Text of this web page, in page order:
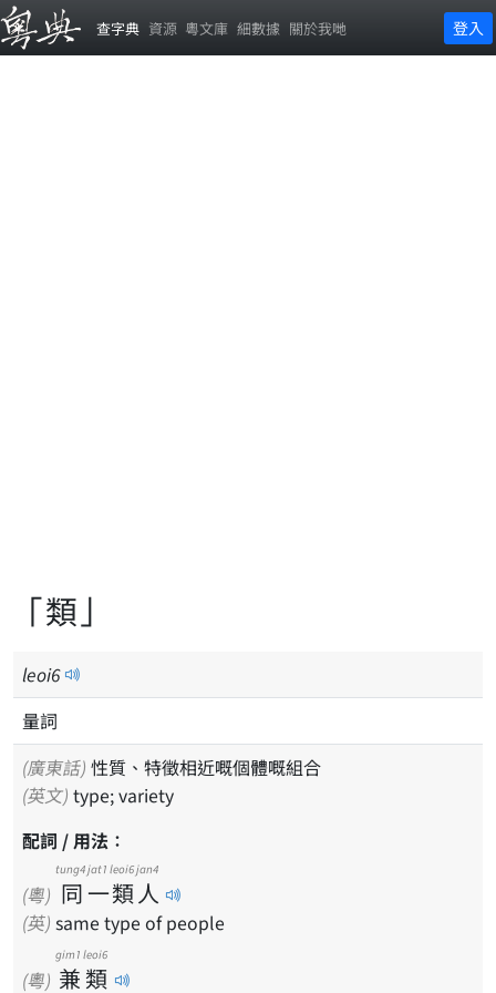
查字典 資源 粵文庫 細數據 關於我哋 登入
「類」
leoi6
量詞
(廣東話) 性質、特徵相近嘅個體嘅組合
(英文) type; variety
配詞 / 用法：
(粵) 同
tung4
一
jat1
類
leoi6
人
jan4
(英) same type of people
(粵) 兼
gim1
類
leoi6